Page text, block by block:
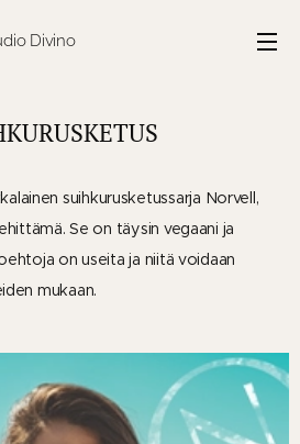
Divino
suihkurusketussarja Norvell,
Se on täysin vegaani ja
on useita ja niitä voidaan
mukaan.